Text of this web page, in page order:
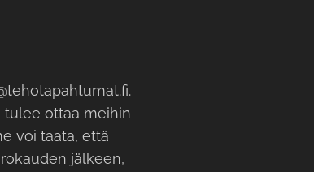
tulee ottaa meihin
voi taata, että
jälkeen,